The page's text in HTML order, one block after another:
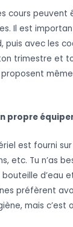
cours peuvent
Il est
puis avec les
trimestre et
propre
est fourni
etc. Tu n’as
d’eau
préfèrent
mais c’est